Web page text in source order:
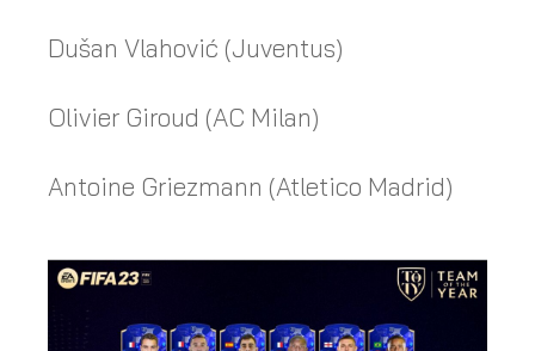
Dušan Vlahović (Juventus)
Olivier Giroud (AC Milan)
Antoine Griezmann (Atletico Madrid)